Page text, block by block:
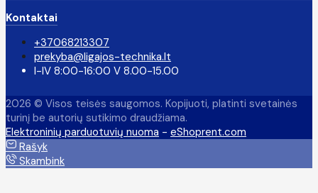
Kontaktai
+37068213307
prekyba@ligajos-technika.lt
I-IV 8:00-16:00 V 8.00-15.00
2026 © Visos teisės saugomos. Kopijuoti, platinti svetainės
turinį be autorių sutikimo draudžiama.
Elektroninių parduotuvių nuoma - eShoprent.com
Rašyk
Skambink